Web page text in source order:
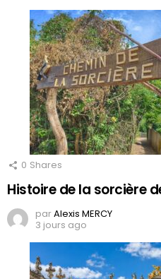
0 Shares
Histoire de la sorcière
parAlexis MERCY
3 jours ago